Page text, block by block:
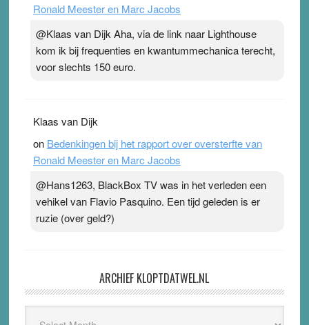
Ronald Meester en Marc Jacobs
@Klaas van Dijk Aha, via de link naar Lighthouse
kom ik bij frequenties en kwantummechanica terecht,
voor slechts 150 euro.
Klaas van Dijk
on Bedenkingen bij het rapport over oversterfte van
Ronald Meester en Marc Jacobs
@Hans1263, BlackBox TV was in het verleden een
vehikel van Flavio Pasquino. Een tijd geleden is er
ruzie (over geld?)
ARCHIEF KLOPTDATWEL.NL